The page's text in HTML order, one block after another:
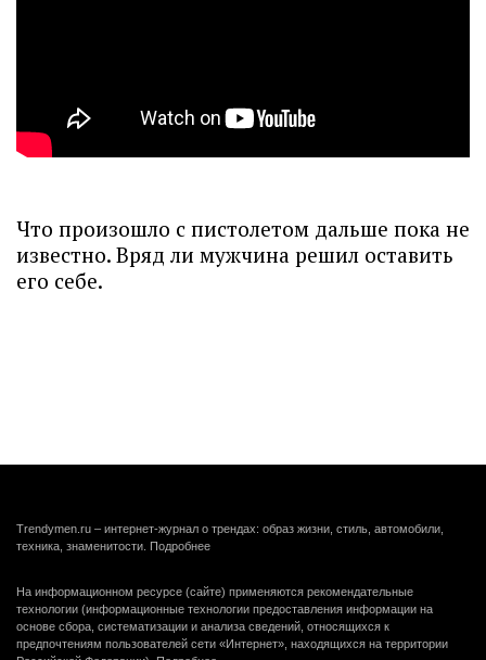
Что произошло с пистолетом дальше пока не
известно. Вряд ли мужчина решил оставить
его себе.
Trendymen.ru – интернет-журнал о трендах: образ жизни, стиль, автомобили,
техника, знаменитости. Подробнее
На информационном ресурсе (сайте) применяются рекомендательные
технологии (информационные технологии предоставления информации на
основе сбора, систематизации и анализа сведений, относящихся к
предпочтениям пользователей сети «Интернет», находящихся на территории